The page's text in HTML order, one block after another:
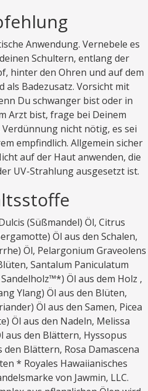
Anwendung. Vernebele es
Schultern, entlang der
hinter den Ohren und auf dem
als Badezusatz. Vorsicht mit
Du schwanger bist oder in
Arzt bist, frage bei Deinem
nicht nötig, es sei
empfindlich. Allgemein sicher
auf der Haut anwenden, die
UV-Strahlung ausgesetzt ist.
(Süßmandel) Öl, Citrus
Öl aus den Schalen,
Öl, Pelargonium Graveolens
Santalum Paniculatum
Öl aus dem Holz ,
Ylang) Öl aus den Blüten,
Öl aus den Samen, Picea
Öl aus den Nadeln, Melissa
aus den Blättern, Hyssopus
den Blättern, Rosa Damascena
* Royales Hawaiianisches
von Jawmin, LLC.